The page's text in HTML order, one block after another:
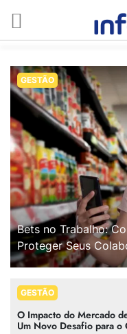
GESTÃO
Bets no Trabalho:
Proteger Seus
GESTÃO
O Impacto do Mercado
Um Novo Desafio para o